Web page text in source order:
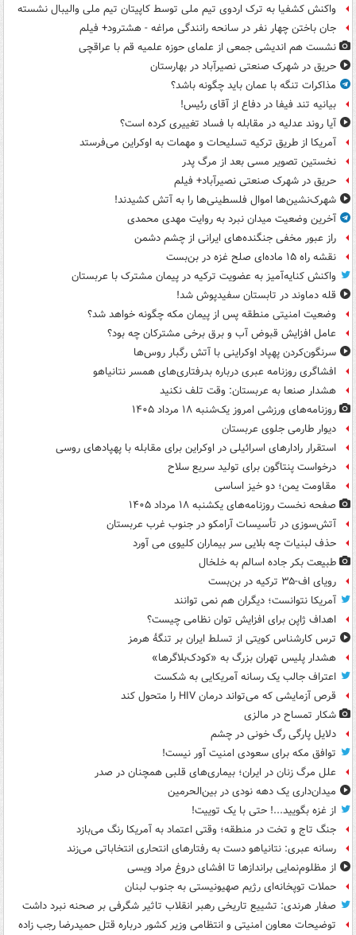
واکنش کشفیا به ترک اردوی تیم ملی توسط کاپیتان تیم ملی والیبال نشسته
جان باختن چهار نفر در سانحه رانندگی مراغه - هشترود+ فیلم
نشست هم اندیشی جمعی از علمای حوزه علمیه قم با عراقچی
حریق در شهرک صنعتی نصیرآباد در بهارستان
مذاکرات تنگه با عمان باید چگونه باشد؟
بیانیه تند فیفا در دفاع از آقای رئیس!
آیا روند عدلیه در مقابله با فساد تغییری کرده است؟
آمریکا از طریق ترکیه تسلیحات و مهمات به اوکراین می‌فرستد
نخستین تصویر مسی بعد از مرگ پدر
حریق در شهرک صنعتی نصیرآباد+ فیلم
شهرک‌نشین‌ها اموال فلسطینی‌ها را به آتش کشیدند!
آخرین وضعیت میدان نبرد به روایت مهدی محمدی
راز عبور مخفی جنگنده‌های ایرانی از چشم دشمن
نقشه راه ۱۵ ماده‌ای صلح غزه در بن‌بست
واکنش کنایه‌آمیز به عضویت ترکیه در پیمان مشترک با عربستان
قله دماوند در تابستان سفیدپوش شد!
وضعیت امنیتی منطقه پس از پیمان مکه چگونه خواهد شد؟
عامل افزایش قبوض آب و برق برخی مشترکان چه بود؟
سرنگون‌کردن پهپاد اوکراینی با آتش رگبار روس‌ها
افشاگری روزنامه عبری درباره بدرفتاری‌های همسر نتانیاهو
هشدار صنعا به عربستان: وقت تلف نکنید
روزنامه‌های ورزشی امروز یک‌شنبه ۱۸ مرداد ۱۴۰۵
دیوار طارمی جلوی عربستان
استقرار رادارهای اسرائیلی در اوکراین برای مقابله با پهپادهای روسی
درخواست پنتاگون برای تولید سریع سلاح
مقاومت یمن؛ دو خیز اساسی
صفحه نخست روزنامه‌های یکشنبه ۱۸ مرداد ۱۴۰۵
آتش‌سوزی در تأسیسات آرامکو در جنوب غرب عربستان
حذف لبنیات چه بلایی سر بیماران کلیوی می آورد
طبیعت بکر جاده اسالم به خلخال
رویای اف-۳۵ ترکیه در بن‌بست
آمریکا نتوانست؛ دیگران هم نمی توانند
اهداف ژاپن برای افزایش توان نظامی چیست؟
ترس کارشناس کویتی از تسلط ایران بر تنگۀ هرمز
هشدار پلیس تهران بزرگ به «کودک‌بلاگرها»
اعتراف جالب یک رسانه آمریکایی به شکست
قرص آزمایشی که می‌تواند درمان HIV را متحول کند
شکار تمساح در مالزی
دلایل پارگی رگ خونی در چشم
توافق مکه برای سعودی امنیت آور نیست!
علل مرگ زنان در ایران؛ بیماری‌های قلبی همچنان در صدر
میدان‌داری یک دهه نودی در بین‌الحرمین
از غزه بگویید...! حتی با یک توییت!
جنگ تاج و تخت در منطقه؛ وقتی اعتماد به آمریکا رنگ می‌بازد
رسانه عبری: نتانیاهو دست به رفتارهای انتحاری انتخاباتی می‌زند
از مظلوم‌نمایی براندازها تا افشای دروغ مراد ویسی
حملات توپخانه‌ای رژیم صهیونیستی به جنوب لبنان
صفار هرندی: تشییع تاریخی رهبر انقلاب تاثیر شگرفی بر صحنه نبرد داشت
توضیحات معاون امنیتی و انتظامی وزیر کشور درباره قتل حمیدرضا رجب زاده